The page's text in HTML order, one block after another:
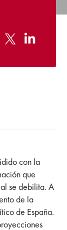
con la
que
se debilita. A
de la
de España.